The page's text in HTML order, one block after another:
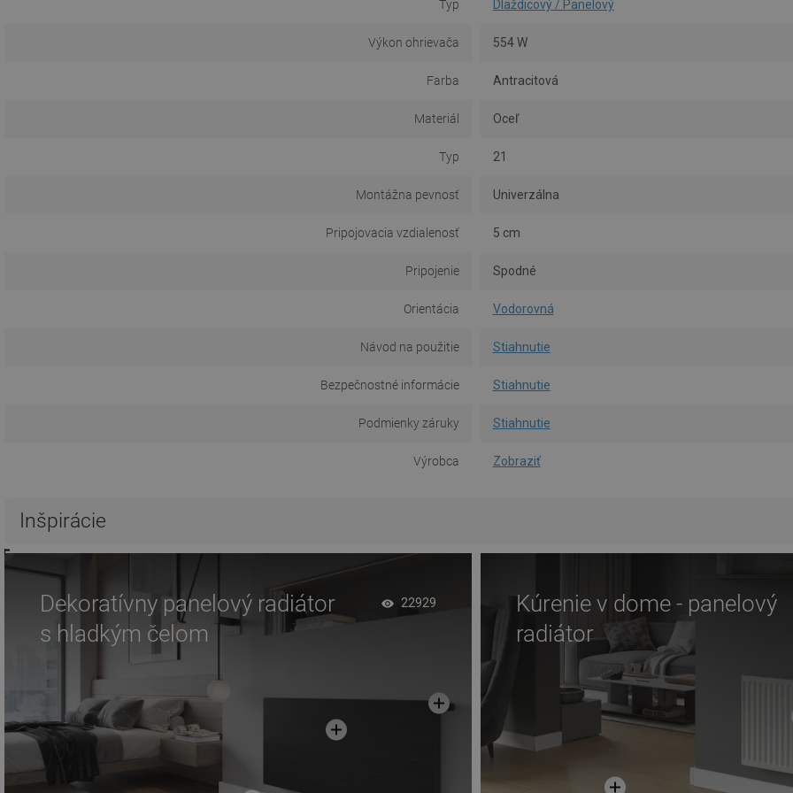
Typ Dlaždicový / Panelový
Výkon ohrievača 554 W
Farba Antracitová
Materiál Oceľ
Typ 21
Montážna pevnosť Univerzálna
Pripojovacia vzdialenosť 5 cm
Pripojenie Spodné
Orientácia Vodorovná
Návod na použitie Stiahnutie
Bezpečnostné informácie Stiahnutie
Podmienky záruky Stiahnutie
Výrobca Zobraziť
Inšpirácie
Dekoratívny panelový radiátor
s hladkým čelom
22929
Kúrenie v dome - panelový
radiátor